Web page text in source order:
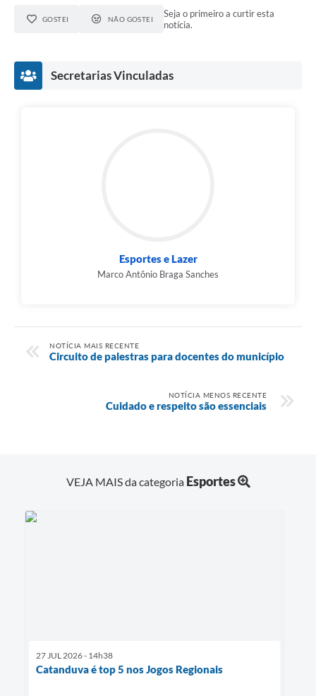
GOSTEI NÃO GOSTEI
Seja o primeiro a curtir esta
notícia.
Secretarias Vinculadas
Esportes e Lazer
Marco Antônio Braga Sanches
NOTÍCIA MAIS RECENTE
Circuito de palestras para docentes do município
NOTÍCIA MENOS RECENTE
Cuidado e respeito são essenciais
VEJA MAIS da categoria Esportes
27 JUL 2026 - 14h38
Catanduva é top 5 nos Jogos Regionais